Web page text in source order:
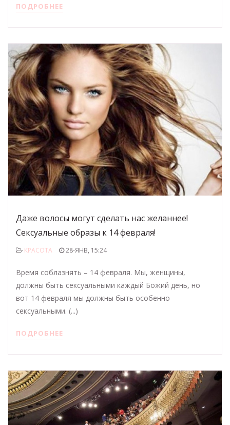
ПОДРОБНЕЕ
Даже волосы могут сделать нас желаннее!
Сексуальные образы к 14 февраля!
КРАСОТА 28-ЯНВ, 15:24
Время соблазнять – 14 февраля. Мы, женщины,
должны быть сексуальными каждый Божий день, но
вот 14 февраля мы должны быть особенно
сексуальными. (...)
ПОДРОБНЕЕ